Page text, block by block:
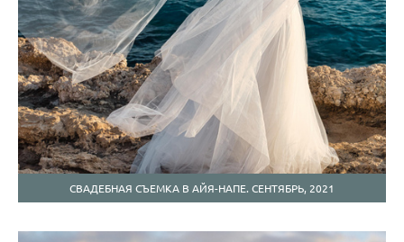
СВАДЕБНАЯ СЪЕМКА В АЙЯ-НАПЕ. СЕНТЯБРЬ, 2021